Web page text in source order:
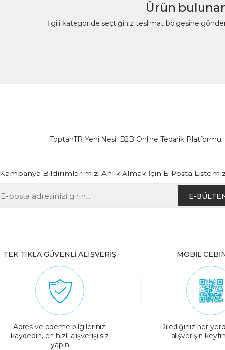
Ürün
İlgili kategoride seçtiğiniz teslimat bölgesine
ToptanTR Yeni Nesil B2B Online Tedarik Platformu
Kampanya Bildirimlerimizi Anlık Almak İçin E-Posta
E-
TEK TIKLA GÜVENLİ ALIŞVERİŞ
Adres ve ödeme bilgilerinizi
kaydedin, en hızlı alışverişi siz
yapın
MOBİL
Dilediğiniz her
alışverişin